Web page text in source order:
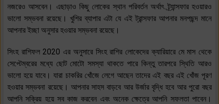
নজরেও আসবেন। এছাড়াও কিছু লোকের স্থান পরিবর্তন অর্থাৎ ট্র্যান্সফার হওয়ারও
ভালো সম্ভবনা রয়েছে। খুশির ব্যাপার এটা যে এই ট্রান্সফার আপনার মনপছন্দ মানে
আপনার ইচ্ছা অনুসার হওয়ার সম্ভবনা রয়েছে।
সিংহ রাশিফল 2020 এর অনুসারে সিংহ রাশির লোকেদের ক্যারিয়ারে মে মাস থেকে
সেপ্টেম্বরের মধ্যে ছোট মোটো সমস্যা থাকতে পারে কিন্তু তারপরে স্থিতি আরও
ভালো হয়ে যাবে। যারা চাকরির খোঁজে লেগে আছেন তাদের এই বছর এই খোঁজ পূরণ
হওয়ার সম্ভবনা রয়েছে। আপনার সাহস বাড়বে আর উর্জার বৃদ্ধি হবে আর পুরো বছর
আপনি সক্রিয় হয়ে সব কাজ করবেন এবং অনেক ক্ষেত্রে আপনি সফলতা পাবেন।